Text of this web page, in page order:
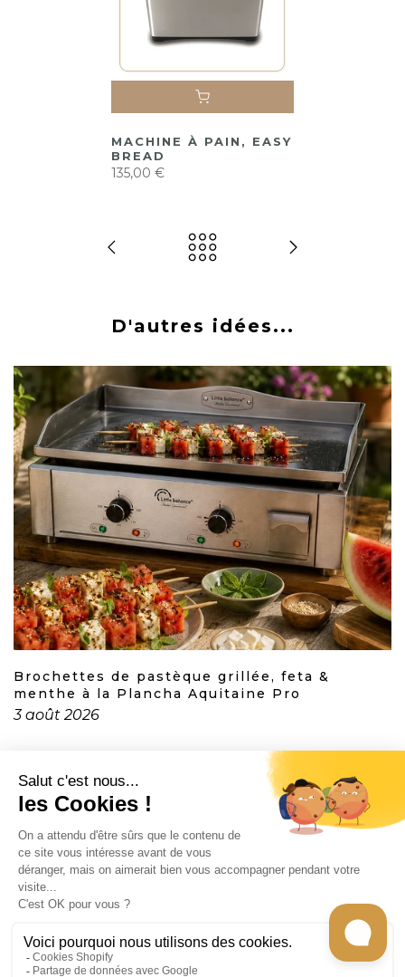
MACHINE À PAIN, EASY
BREAD
135,00 €
D'autres idées...
Brochettes de pastèque grillée, feta &
menthe à la Plancha Aquitaine Pro
3 août 2026
CONTACT
INFORMATION
EN SAVOIR PLUS
RECEVEZ LES RECETTES DE CHEF CARO